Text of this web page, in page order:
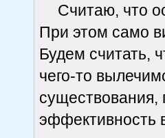
Считаю, что
При этом само
Будем считать,
чего-то
эффективность